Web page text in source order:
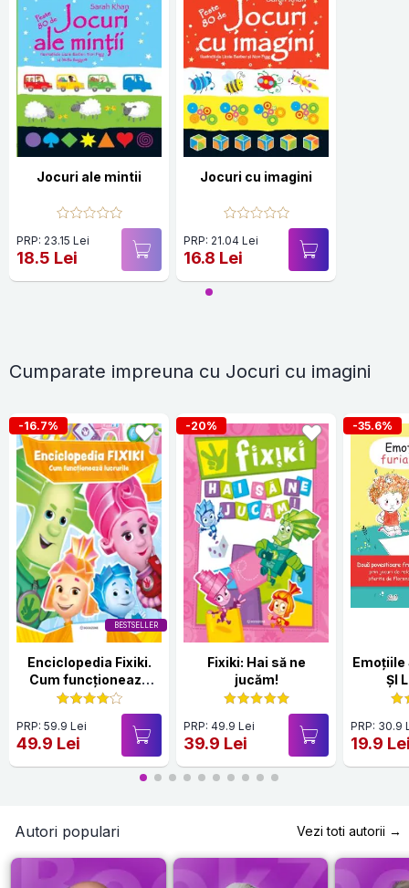
Jocuri ale mintii
PRP: 23.15 Lei
18.5 Lei
Jocuri cu imagini
PRP: 21.04 Lei
16.8 Lei
Cumparate impreuna cu Jocuri cu imagini
BESTSELLER
-16.7%
Enciclopedia Fixiki.
Cum funcționează
lucrurile
PRP: 59.9 Lei
49.9 Lei
-20%
Fixiki: Hai să ne
jucăm!
PRP: 49.9 Lei
39.9 Lei
-35.6%
Emoțiile
ȘI
PRP: 30.9
19.9
Autori populari Vezi toti autorii →